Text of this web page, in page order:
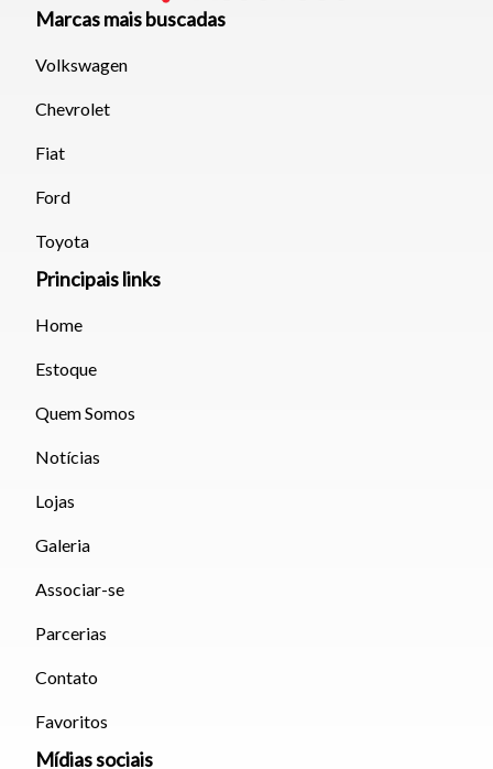
Marcas mais buscadas
Volkswagen
Chevrolet
Fiat
Ford
Toyota
Principais links
Home
Estoque
Quem Somos
Notícias
Lojas
Galeria
Associar-se
Parcerias
Contato
Favoritos
Mídias sociais